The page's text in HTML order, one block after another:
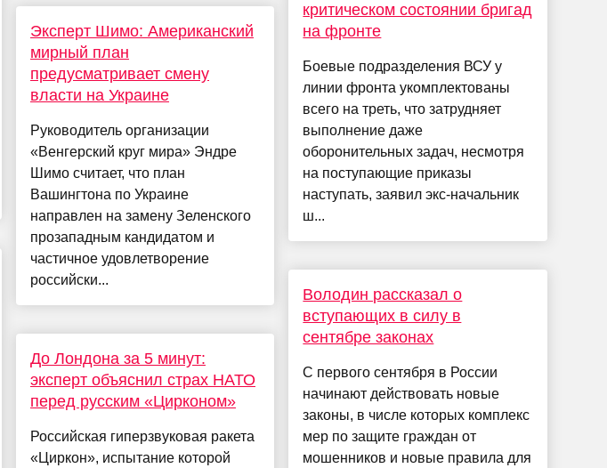
Эксперт Шимо: Американский
мирный план
предусматривает смену
власти на Украине
Руководитель организации
«Венгерский круг мира» Эндре
Шимо считает, что план
Вашингтона по Украине
направлен на замену Зеленского
прозападным кандидатом и
частичное удовлетворение
российски...
До Лондона за 5 минут:
эксперт объяснил страх НАТО
перед русским «Цирконом»
Российская гиперзвуковая ракета
«Циркон», испытание которой
критическом состоянии бригад
на фронте
Боевые подразделения ВСУ у
линии фронта укомплектованы
всего на треть, что затрудняет
выполнение даже
оборонительных задач, несмотря
на поступающие приказы
наступать, заявил экс-начальник
ш...
Володин рассказал о
вступающих в силу в
сентябре законах
С первого сентября в России
начинают действовать новые
законы, в числе которых комплекс
мер по защите граждан от
мошенников и новые правила для